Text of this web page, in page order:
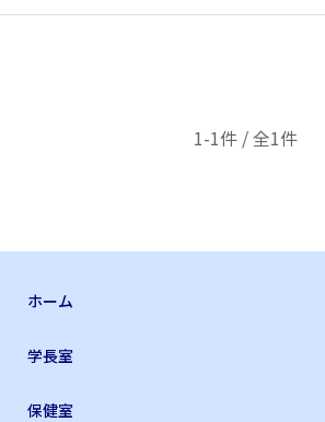
1-1件 / 全1件
ホーム
学長室
保健室